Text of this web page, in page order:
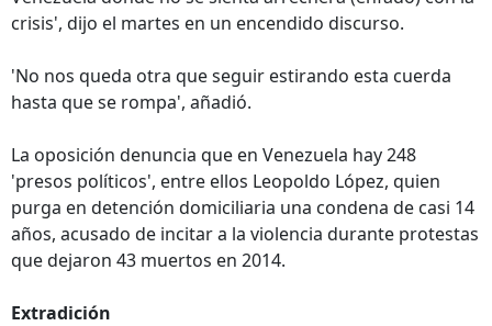
crisis', dijo el martes en un encendido discurso.
'No nos queda otra que seguir estirando esta cuerda
hasta que se rompa', añadió.
La oposición denuncia que en Venezuela hay 248
'presos políticos', entre ellos Leopoldo López, quien
purga en detención domiciliaria una condena de casi 14
años, acusado de incitar a la violencia durante protestas
que dejaron 43 muertos en 2014.
Extradición